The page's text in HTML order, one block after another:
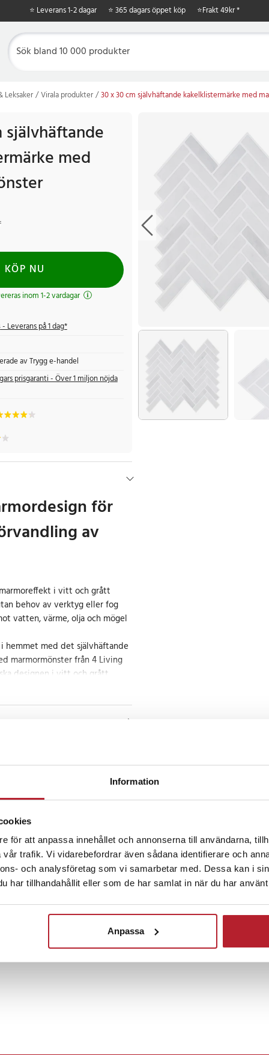
Information
för att anpassa innehållet och annonserna till användarna,
trafik. Vi vidarebefordrar även sådana identifierare och
och analysföretag som vi samarbetar med. Dessa kan i
har tillhandahållit eller som de har samlat in när du har
Anpassa
⭐ Leverans 1-2 dagar ⭐ 365 dagars öppet köp ⭐Frakt 49kr *
Leksaker Virala produkter 30 x 30 cm självhäftande kakelklistermärke med
självhäftande
med
KÖP NU
inom 1-2 vardagar
- Leverans på 1 dag*
av Trygg e-handel
prisgaranti - Över 1 miljon nöjda
för
av
i vitt och grått
behov av verktyg eller fog
vatten, värme, olja och mögel
i hemmet med det självhäftande
marmormönster från 4 Living
designen i vitt och grått
köket, badrummet eller andra
att behöva renovera.
på plats – så är
i PET och polyuretan tål ytan
olja och mögel. Det gör
i kök och badrum,
sovrum, vardagsrum och
är dessutom lätt att hålla ren
klistermärket är ett smart
på nolltid – med hållbarhet
Fortsätt att fynda
Hem & Trädgård Kökstillbehör Rea 10-
Övriga kökstillbehör Rea